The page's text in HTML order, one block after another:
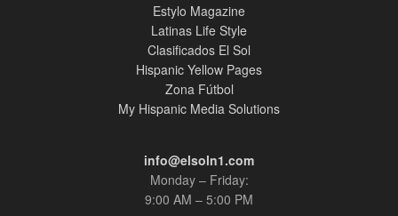
Estylo Magazine
Latinas Life Style
Clasificados El Sol
Hispanic Yellow Pages
Zona Fútbol
My Hispanic Media Solutions
info@elsoln1.com
Monday – Friday:
9:00 AM – 5:00 PM